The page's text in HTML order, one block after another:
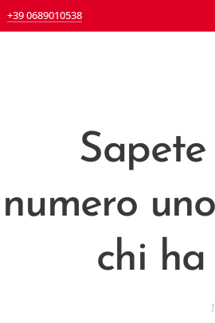
+39 0689010538
🪳
numero
chi